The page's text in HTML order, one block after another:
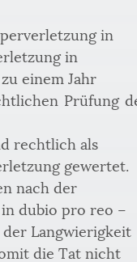
in
in
einem Jahr
Prüfung
rechtlich als
gewertet.
nach der
dubio pro reo –
Langwierigkeit
die Tat nicht